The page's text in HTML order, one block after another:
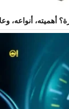
وعلامات تلفه